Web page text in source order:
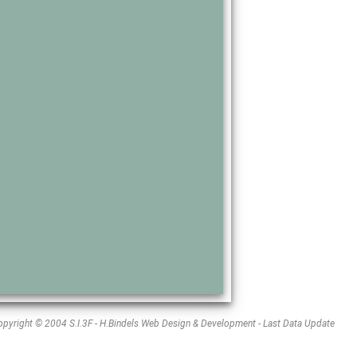
© 2004 S.I.3F - H.Bindels Web Design & Development - Last Data Update